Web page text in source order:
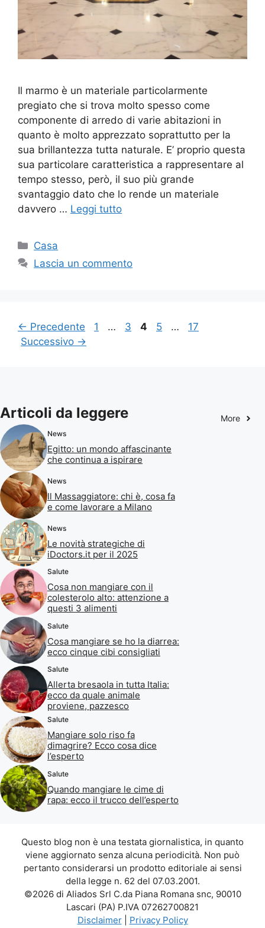
Il marmo è un materiale particolarmente
pregiato che si trova molto spesso come
componente di arredo di varie abitazioni in
quanto è molto apprezzato soprattutto per la
sua brillantezza tutta naturale. E’ proprio questa
sua particolare caratteristica a rappresentare al
tempo stesso, però, il suo più grande
svantaggio dato che lo rende un materiale
davvero … Leggi tutto
Categorie
Casa
Lascia un commento
← Precedente Pagina
1 … Pagina
3 Pagina
4 Pagina
5 … Pagina
17
Successivo →
Articoli da leggere More
News
Egitto: un mondo affascinante
che continua a ispirare
News
Il Massaggiatore: chi è, cosa fa
e come lavorare a Milano
News
Le novità strategiche di
iDoctors.it per il 2025
Salute
Cosa non mangiare con il
colesterolo alto: attenzione a
questi 3 alimenti
Salute
Cosa mangiare se ho la diarrea:
ecco cinque cibi consigliati
Salute
Allerta bresaola in tutta Italia:
ecco da quale animale
proviene, pazzesco
Salute
Mangiare solo riso fa
dimagrire? Ecco cosa dice
l’esperto
Salute
Quando mangiare le cime di
rapa: ecco il trucco dell’esperto
Questo blog non è una testata giornalistica, in quanto
viene aggiornato senza alcuna periodicità. Non può
pertanto considerarsi un prodotto editoriale ai sensi
della legge n. 62 del 07.03.2001.
©2026 di Aliados Srl C.da Piana Romana snc, 90010
Lascari (PA) P.IVA 07262700821
Disclaimer| Privacy Policy